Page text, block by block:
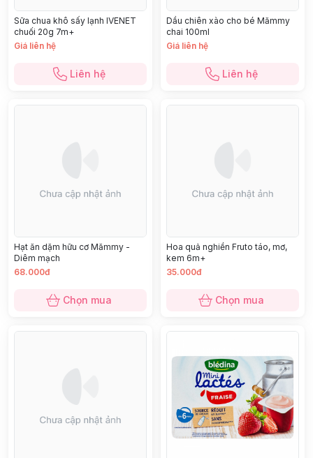
Sữa chua khô sấy lạnh IVENET
chuối 20g 7m+
Giá liên hệ
Liên hệ
Dầu chiên xào cho bé Mămmy
chai 100ml
Giá liên hệ
Liên hệ
Hạt ăn dặm hữu cơ Mămmy -
Diêm mạch
68.000đ
Chọn mua
Hoa quả nghiền Fruto táo, mơ,
kem 6m+
35.000đ
Chọn mua